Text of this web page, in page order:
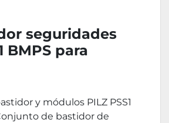
seguridades
BMPS para
y módulos PILZ PSS1
de bastidor de